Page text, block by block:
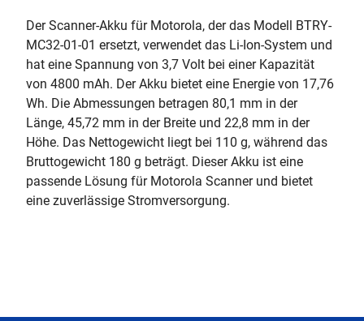
Der Scanner-Akku für Motorola, der das Modell BTRY-
MC32-01-01 ersetzt, verwendet das Li-Ion-System und
hat eine Spannung von 3,7 Volt bei einer Kapazität
von 4800 mAh. Der Akku bietet eine Energie von 17,76
Wh. Die Abmessungen betragen 80,1 mm in der
Länge, 45,72 mm in der Breite und 22,8 mm in der
Höhe. Das Nettogewicht liegt bei 110 g, während das
Bruttogewicht 180 g beträgt. Dieser Akku ist eine
passende Lösung für Motorola Scanner und bietet
eine zuverlässige Stromversorgung.